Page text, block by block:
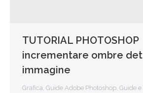
TUTORIAL PHOTOSHOP
incrementare ombre
immagine
Grafica, Guide Adobe Photoshop, Guide